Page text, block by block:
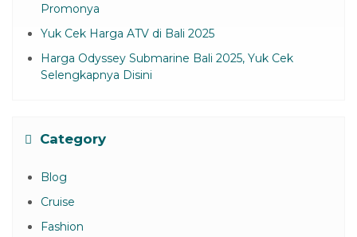
Promonya
Yuk Cek Harga ATV di Bali 2025
Harga Odyssey Submarine Bali 2025, Yuk Cek
Selengkapnya Disini
Category
Blog
Cruise
Fashion